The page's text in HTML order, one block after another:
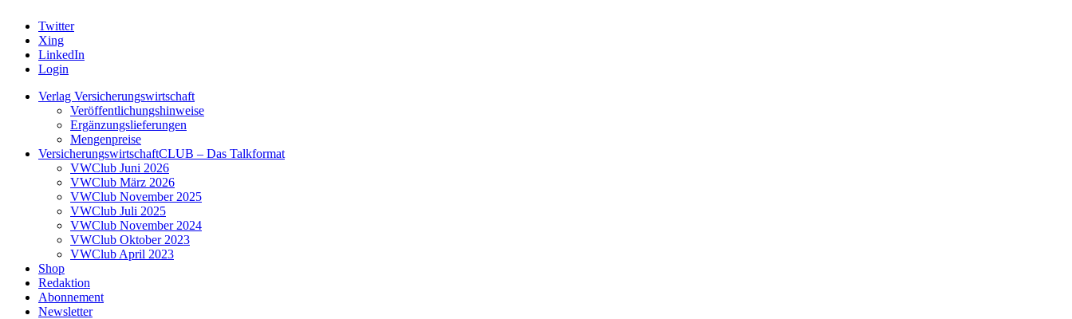
Twitter
Xing
LinkedIn
Login
Verlag Versicherungswirtschaft
Veröffentlichungshinweise
Ergänzungslieferungen
Mengenpreise
VersicherungswirtschaftCLUB – Das Talkformat
VWClub Juni 2026
VWClub März 2026
VWClub November 2025
VWClub Juli 2025
VWClub November 2024
VWClub Oktober 2023
VWClub April 2023
Shop
Redaktion
Abonnement
Newsletter